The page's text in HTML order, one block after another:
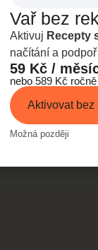
Vař bez
Aktivuj Recepty
načítání a
59 Kč /
nebo 589 Kč ročně
Aktivovat bez
Možná později